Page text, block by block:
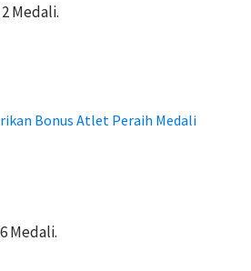
Medali.
Bonus Atlet Peraih Medali
Medali.